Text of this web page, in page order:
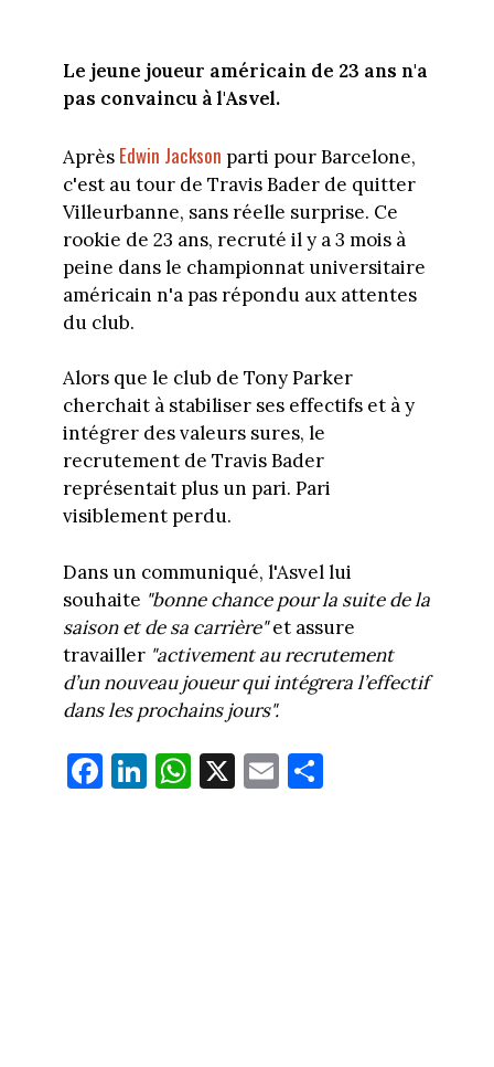
Le jeune joueur américain de 23 ans n'a
pas convaincu à l'Asvel.
Après Edwin Jackson parti pour Barcelone,
c'est au tour de Travis Bader de quitter
Villeurbanne, sans réelle surprise. Ce
rookie de 23 ans, recruté il y a 3 mois à
peine dans le championnat universitaire
américain n'a pas répondu aux attentes
du club.
Alors que le club de Tony Parker
cherchait à stabiliser ses effectifs et à y
intégrer des valeurs sures, le
recrutement de Travis Bader
représentait plus un pari. Pari
visiblement perdu.
Dans un communiqué, l'Asvel lui
souhaite "bonne chance pour la suite de la
saison et de sa carrière"et assure
travailler "activement au recrutement
d’un nouveau joueur qui intégrera l’effectif
dans les prochains jours".
Fa
ce
Li
nk
W
ha
X E
m
Pa
rt